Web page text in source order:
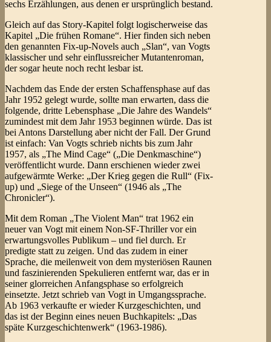
sechs Erzählungen, aus denen er ursprünglich bestand.
Gleich auf das Story-Kapitel folgt logischerweise das
Kapitel „Die frühen Romane“. Hier finden sich neben
den genannten Fix-up-Novels auch „Slan“, van Vogts
klassischer und sehr einflussreicher Mutantenroman,
der sogar heute noch recht lesbar ist.
Nachdem das Ende der ersten Schaffensphase auf das
Jahr 1952 gelegt wurde, sollte man erwarten, dass die
folgende, dritte Lebensphase „Die Jahre des Wandels“
zumindest mit dem Jahr 1953 beginnen würde. Das ist
bei Antons Darstellung aber nicht der Fall. Der Grund
ist einfach: Van Vogts schrieb nichts bis zum Jahr
1957, als „The Mind Cage“ („Die Denkmaschine“)
veröffentlicht wurde. Dann erschienen wieder zwei
aufgewärmte Werke: „Der Krieg gegen die Rull“ (Fix-
up) und „Siege of the Unseen“ (1946 als „The
Chronicler“).
Mit dem Roman „The Violent Man“ trat 1962 ein
neuer van Vogt mit einem Non-SF-Thriller vor ein
erwartungsvolles Publikum – und fiel durch. Er
predigte statt zu zeigen. Und das zudem in einer
Sprache, die meilenweit von dem mysteriösen Raunen
und faszinierenden Spekulieren entfernt war, das er in
seiner glorreichen Anfangsphase so erfolgreich
einsetzte. Jetzt schrieb van Vogt in Umgangssprache.
Ab 1963 verkaufte er wieder Kurzgeschichten, und
das ist der Beginn eines neuen Buchkapitels: „Das
späte Kurzgeschichtenwerk“ (1963-1986).